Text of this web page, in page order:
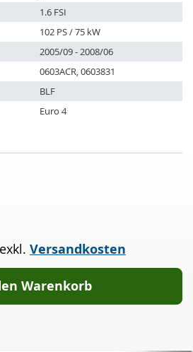
1.6 FSI
102 PS / 75 kW
2005/09 - 2008/06
0603ACR, 0603831
BLF
Euro 4
exkl. Versandkosten
Warenkorb